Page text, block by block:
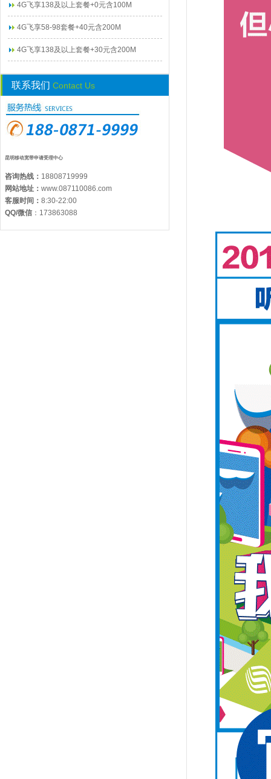
4G飞享138及以上套餐+0元含100M
4G飞享58-98套餐+40元含200M
4G飞享138及以上套餐+30元含200M
联系我们 Contact Us
昆明移动宽带申请受理中心
咨询热线： 18808719999
网站地址： www.087110086.com
客服时间： 8:30-22:00
QQ/微信 ： 173863088